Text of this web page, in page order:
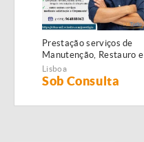
Prestação serviços de
Manutenção, Restauro e
Remodelação de
imóveis!
Lisboa
Sob Consulta